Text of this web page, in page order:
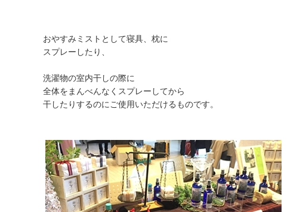
おやすみミストとして寝具、枕に
スプレーしたり、
洗濯物の室内干しの際に
全体をまんべんなくスプレーしてから
干したりするのにご使用いただけるものです。